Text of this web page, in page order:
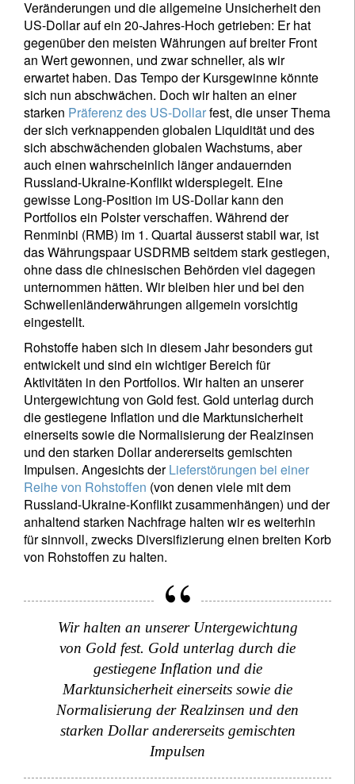
Veränderungen und die allgemeine Unsicherheit den
US-Dollar auf ein 20-Jahres-Hoch getrieben: Er hat
gegenüber den meisten Währungen auf breiter Front
an Wert gewonnen, und zwar schneller, als wir
erwartet haben. Das Tempo der Kursgewinne könnte
sich nun abschwächen. Doch wir halten an einer
starken Präferenz des US-Dollarfest, die unser Thema
der sich verknappenden globalen Liquidität und des
sich abschwächenden globalen Wachstums, aber
auch einen wahrscheinlich länger andauernden
Russland-Ukraine-Konflikt widerspiegelt. Eine
gewisse Long-Position im US-Dollar kann den
Portfolios ein Polster verschaffen. Während der
Renminbi (RMB) im 1. Quartal äusserst stabil war, ist
das Währungspaar USDRMB seitdem stark gestiegen,
ohne dass die chinesischen Behörden viel dagegen
unternommen hätten. Wir bleiben hier und bei den
Schwellenländerwährungen allgemein vorsichtig
eingestellt.
Rohstoffe haben sich in diesem Jahr besonders gut
entwickelt und sind ein wichtiger Bereich für
Aktivitäten in den Portfolios. Wir halten an unserer
Untergewichtung von Gold fest. Gold unterlag durch
die gestiegene Inflation und die Marktunsicherheit
einerseits sowie die Normalisierung der Realzinsen
und den starken Dollar andererseits gemischten
Impulsen. Angesichts derLieferstörungen bei einer
Reihe von Rohstoffen (von denen viele mit dem
Russland-Ukraine-Konflikt zusammenhängen) und der
anhaltend starken Nachfrage halten wir es weiterhin
für sinnvoll, zwecks Diversifizierung einen breiten Korb
von Rohstoffen zu halten.
Wir halten an unserer Untergewichtung
von Gold fest. Gold unterlag durch die
gestiegene Inflation und die
Marktunsicherheit einerseits sowie die
Normalisierung der Realzinsen und den
starken Dollar andererseits gemischten
Impulsen